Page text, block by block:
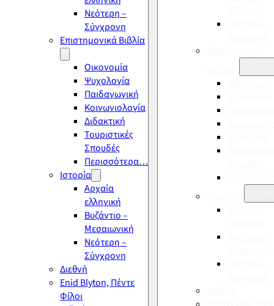
Νεότερη –
Σύγχρονη
Επιστημονικά Βιβλία
Οικονομία
Ψυχολογία
Παιδαγωγική
Κοινωνιολογία
Διδακτική
Τουριστικές
Σπουδές
Περισσότερα…
Ιστορία
Αρχαία
ελληνική
Βυζάντιο –
Μεσαιωνική
Νεότερη –
Σύγχρονη
Διεθνή
Enid Blyton, Πέντε
Φίλοι